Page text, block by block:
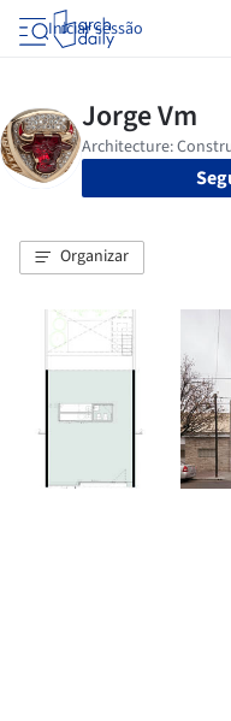
Iniciar sessão
Organizar